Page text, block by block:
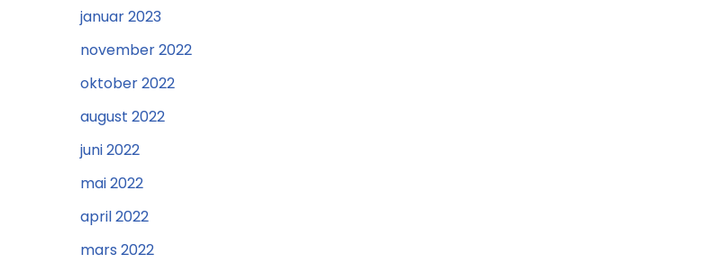
januar 2023
november 2022
oktober 2022
august 2022
juni 2022
mai 2022
april 2022
mars 2022